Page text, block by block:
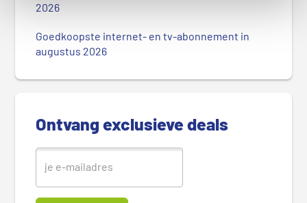
e
2026
Goedkoopste internet- en tv-abonnement in
augustus 2026
Ontvang exclusieve deals